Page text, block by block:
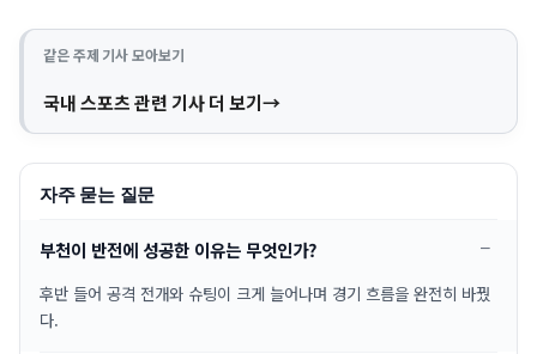
같은 주제 기사 모아보기
국내 스포츠 관련 기사 더 보기
자주 묻는 질문
부천이 반전에 성공한 이유는 무엇인가?
후반 들어 공격 전개와 슈팅이 크게 늘어나며 경기 흐름을 완전히 바꿨
다.